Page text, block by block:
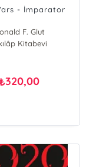
- İmparator
F. Glut
Kitabevi
320,00